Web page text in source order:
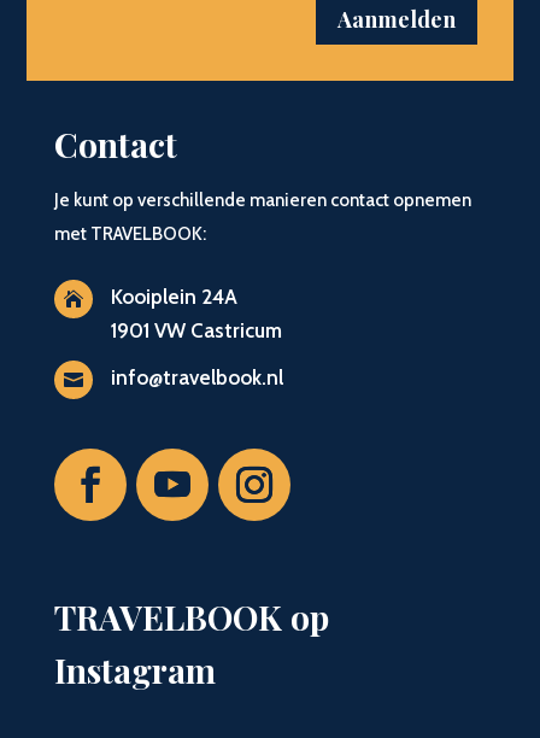
Aanmelden
Contact
Je kunt op verschillende manieren contact opnemen
met TRAVELBOOK:

Kooiplein 24A
1901 VW Castricum
 info@travelbook.nl
TRAVELBOOK op
Instagram